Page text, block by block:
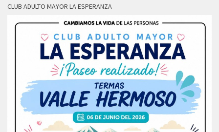
CLUB ADULTO MAYOR LA ESPERANZA